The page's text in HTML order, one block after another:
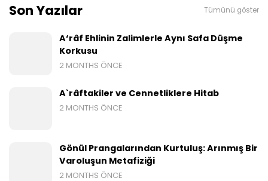
Son Yazılar Tümünü göster
A‘râf Ehlinin Zalimlerle Aynı Safa Düşme
Korkusu
2 MONTHS ÖNCE
A`râftakiler ve Cennetliklere Hitab
2 MONTHS ÖNCE
Gönül Prangalarından Kurtuluş: Arınmış Bir
Varoluşun Metafiziği
2 MONTHS ÖNCE